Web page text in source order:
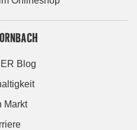
Blog
Markt